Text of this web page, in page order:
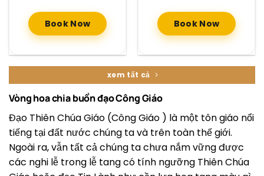
Book Now Book Now
xem tất cả
Vòng hoa chia buồn đạo Công Giáo
Đạo Thiên Chúa Giáo (Công Giáo ) là một tôn giáo nổi
tiếng tại đất nước chúng ta và trên toàn thế giới.
Ngoài ra, vẫn tất cả chúng ta chưa nắm vững được
các nghi lễ trong lễ tang có tính ngưỡng Thiên Chúa